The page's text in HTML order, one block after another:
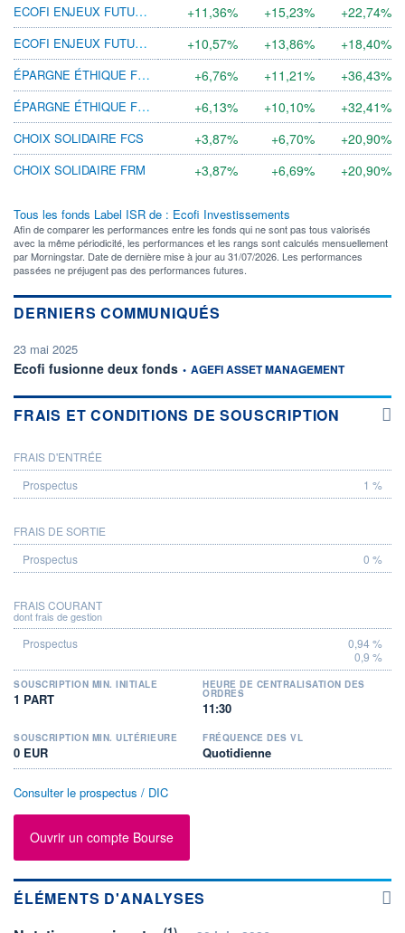
ECOFI ENJEUX FUTURS I
+11,36% +15,23%
+22,74%
ECOFI ENJEUX FUTURS C
+10,57% +13,86%
+18,40%
ÉPARGNE ÉTHIQUE FLEXIBLE I
+6,76% +11,21%
+36,43%
ÉPARGNE ÉTHIQUE FLEXIBLE P
+6,13% +10,10% +32,41%
CHOIX SOLIDAIRE FCS +3,87% +6,70% +20,90%
CHOIX SOLIDAIRE FRM +3,87% +6,69% +20,90%
Tous les fonds Label ISR de : Ecofi Investissements
Afin de comparer les performances entre les fonds qui ne sont pas tous valorisés
avec la même périodicité, les performances et les rangs sont calculés mensuellement
par Morningstar. Date de dernière mise à jour au 31/07/2026. Les performances
passées ne préjugent pas des performances futures.
DERNIERS COMMUNIQUÉS
23 mai 2025
Ecofi fusionne deux fonds information fournie par
• AGEFI ASSET MANAGEMENT
FRAIS ET CONDITIONS DE SOUSCRIPTION
PROSPECTUS
FRAIS D'ENTRÉE
1 %
FRAIS DE SORTIE
0 %
FRAIS COURANT
dont frais de gestion
0,94 %
0,9 %
SOUSCRIPTION MIN. INITIALE
1 PART
HEURE DE CENTRALISATION DES
ORDRES
11:30
SOUSCRIPTION MIN. ULTÉRIEURE
0 EUR
FRÉQUENCE DES VL
Quotidienne
Consulter le prospectus / DIC
Ouvrir un compte Bourse
ÉLÉMENTS D'ANALYSES